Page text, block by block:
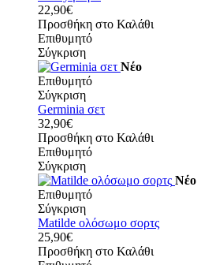
22,90€
Προσθήκη στο Καλάθι
Επιθυμητό
Σύγκριση
Νέο
Επιθυμητό
Σύγκριση
Germinia σετ
32,90€
Προσθήκη στο Καλάθι
Επιθυμητό
Σύγκριση
Νέο
Επιθυμητό
Σύγκριση
Matilde ολόσωμο σορτς
25,90€
Προσθήκη στο Καλάθι